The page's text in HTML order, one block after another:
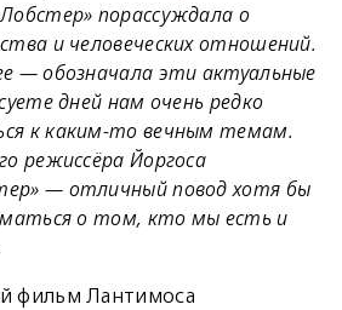
порассуждала о
и человеческих отношений.
— обозначала эти актуальные
дней нам очень редко
к каким-то вечным темам.
режиссёра Йоргоса
— отличный повод хотя бы
о том, кто мы есть и
фильм Лантимоса